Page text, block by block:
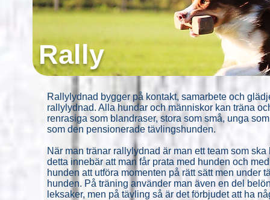
Rally
Rallylydnad bygger på kontakt, samarbete och
rallylydnad. Alla hundar och människor kan träna
renrasiga som blandraser, stora som små, unga
som den pensionerade tävlingshunden.
När man tränar rallylydnad är man ett team som
detta innebär att man får prata med hunden och
hunden att utföra momenten på rätt sätt men under
hunden. På träning använder man även en del
leksaker, men på tävling så är det förbjudet att ha